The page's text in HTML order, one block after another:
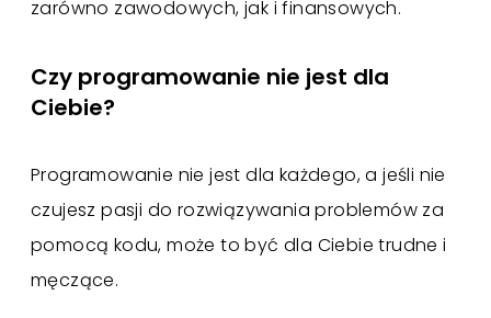
zarówno zawodowych, jak i finansowych.
Czy programowanie nie jest dla
Ciebie?
Programowanie nie jest dla każdego, a jeśli nie
czujesz pasji do rozwiązywania problemów za
pomocą kodu, może to być dla Ciebie trudne i
męczące.